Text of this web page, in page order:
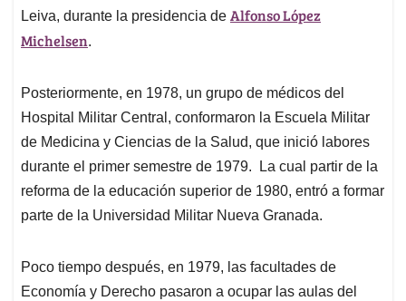
Leiva, durante la presidencia de Alfonso López
Michelsen.
Posteriormente, en 1978, un grupo de médicos del
Hospital Militar Central, conformaron la Escuela Militar
de Medicina y Ciencias de la Salud, que inició labores
durante el primer semestre de 1979. La cual partir de la
reforma de la educación superior de 1980, entró a formar
parte de la Universidad Militar Nueva Granada.
Poco tiempo después, en 1979, las facultades de
Economía y Derecho pasaron a ocupar las aulas del